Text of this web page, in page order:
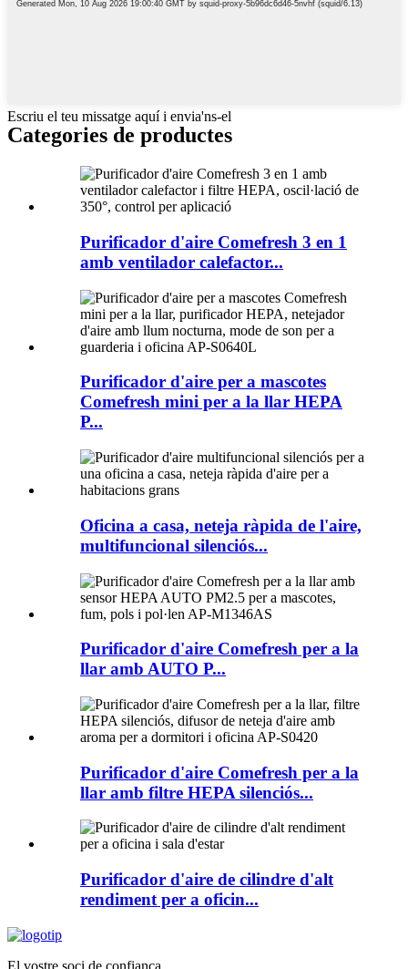
Escriu el teu missatge aquí i envia'ns-el
Categories de productes
Purificador d'aire Comefresh 3 en 1
amb ventilador calefactor...
Purificador d'aire per a mascotes
Comefresh mini per a la llar HEPA
P...
Oficina a casa, neteja ràpida de l'aire,
multifuncional silenciós...
Purificador d'aire Comefresh per a la
llar amb AUTO P...
Purificador d'aire Comefresh per a la
llar amb filtre HEPA silenciós...
Purificador d'aire de cilindre d'alt
rendiment per a oficin...
El vostre soci de confiança